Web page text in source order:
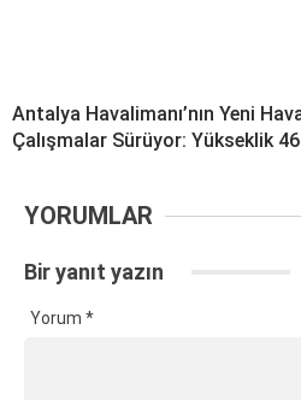
Antalya Havalimanı’nın Yeni
Çalışmalar Sürüyor: Yükseklik
YORUMLAR
Bir yanıt yazın
Yorum *